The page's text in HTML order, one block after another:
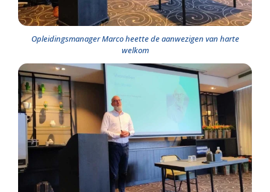
Opleidingsmanager Marco heette de aanwezigen van harte
welkom